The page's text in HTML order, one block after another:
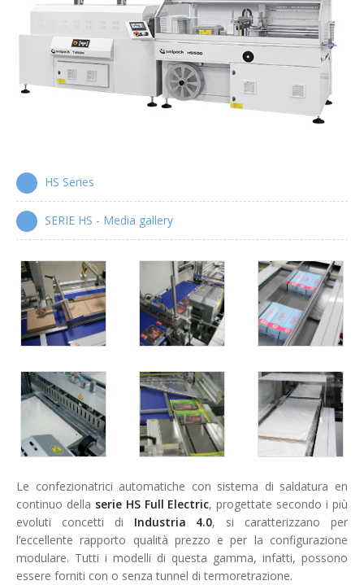
Serie XP
Cartonatrici wrap-around
Serie WPS
HS Series
SERIE HS - Media gallery
Le confezionatrici automatiche con sistema di saldatura en
continuo della serie HS Full Electric, progettate secondo i più
evoluti concetti di Industria 4.0, si caratterizzano per
l’eccellente rapporto qualità prezzo e per la configurazione
modulare. Tutti i modelli di questa gamma, infatti, possono
essere forniti con o senza tunnel di termoretrazione.